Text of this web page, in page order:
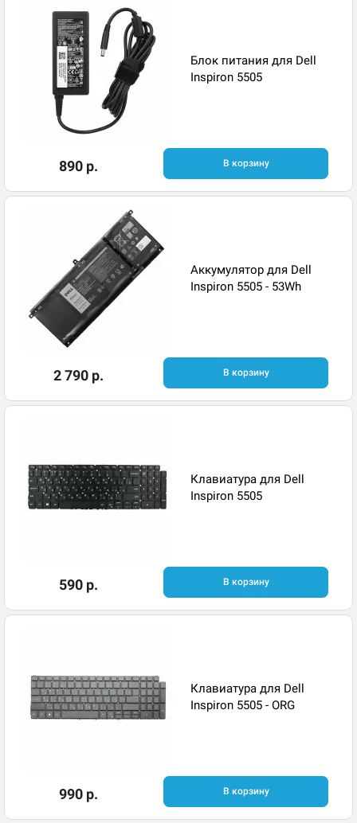
Блок питания для Dell
Inspiron 5505
890 р. В корзину
Аккумулятор для Dell
Inspiron 5505 - 53Wh
2 790 р. В корзину
Клавиатура для Dell
Inspiron 5505
590 р. В корзину
Клавиатура для Dell
Inspiron 5505 - ORG
990 р. В корзину